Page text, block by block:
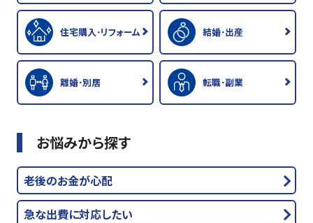
住宅購入･リフォーム 結婚･出産
離婚･別居 転職･副業
お悩みから探す
老後のお金が心配
急な出費に対応したい